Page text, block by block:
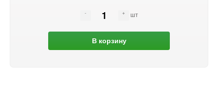
шт
В корзину